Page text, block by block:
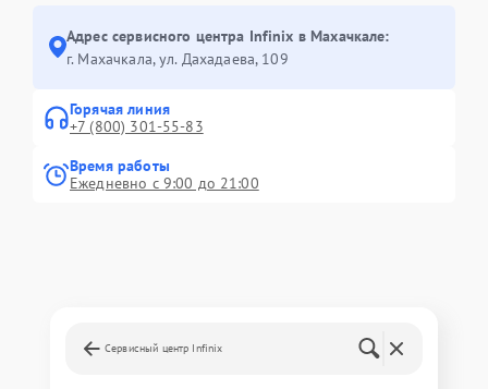
Адрес сервисного центра Infinix в Махачкале:
г. Махачкала, ул. Дахадаева, 109
Горячая линия
+7 (800) 301-55-83
Время работы
Ежедневно с 9:00 до 21:00
Сервисный центр Infinix